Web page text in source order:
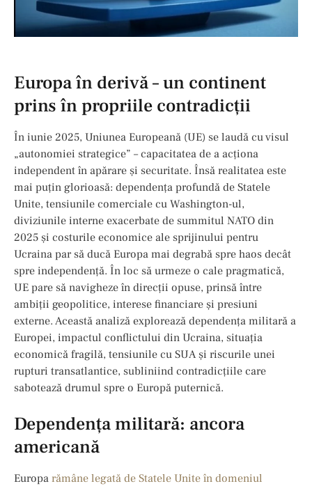
Europa în derivă – un continent
prins în propriile contradicții
În iunie 2025, Uniunea Europeană (UE) se laudă cu visul
„autonomiei strategice” – capacitatea de a acționa
independent în apărare și securitate. Însă realitatea este
mai puțin glorioasă: dependența profundă de Statele
Unite, tensiunile comerciale cu Washington-ul,
diviziunile interne exacerbate de summitul NATO din
2025 și costurile economice ale sprijinului pentru
Ucraina par să ducă Europa mai degrabă spre haos decât
spre independență. În loc să urmeze o cale pragmatică,
UE pare să navigheze în direcții opuse, prinsă între
ambiții geopolitice, interese financiare și presiuni
externe. Această analiză explorează dependența militară a
Europei, impactul conflictului din Ucraina, situația
economică fragilă, tensiunile cu SUA și riscurile unei
rupturi transatlantice, subliniind contradicțiile care
sabotează drumul spre o Europă puternică.
Dependența militară: ancora
americană
Europa rămâne legată de Statele Unite în domeniul